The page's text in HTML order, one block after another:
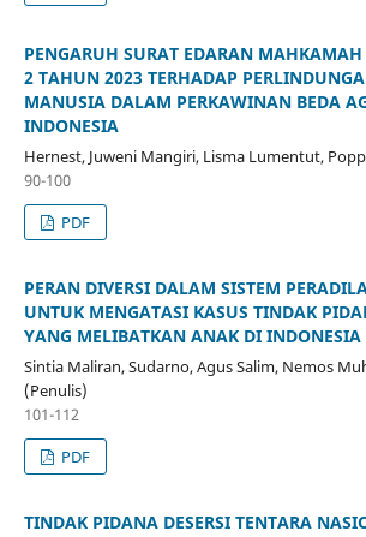
PENGARUH SURAT EDARAN
2 TAHUN 2023 TERHADAP
MANUSIA DALAM PERKAWINAN BEDA
INDONESIA
Hernest, Juweni Mangiri, Lisma Lumentut,
90-100
PDF
PERAN DIVERSI DALAM SISTEM
UNTUK MENGATASI KASUS TINDAK
YANG MELIBATKAN ANAK DI INDONESIA
Sintia Maliran, Sudarno, Agus Salim, Nemos
(Penulis)
101-112
PDF
TINDAK PIDANA DESERSI TENTARA